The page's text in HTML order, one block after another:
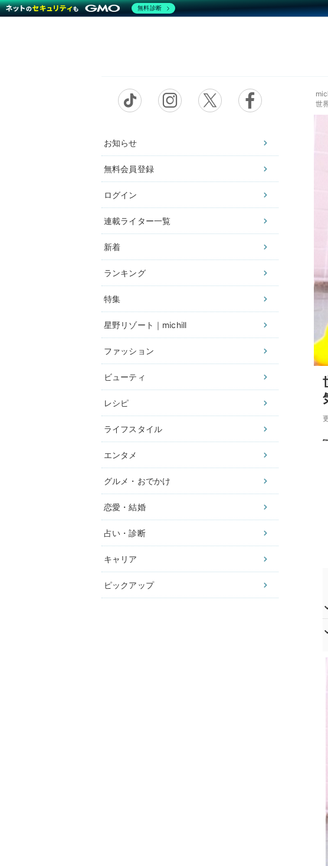
お知らせ
無料会員登録
ログイン
連載ライター一覧
新着
ランキング
特集
星野リゾート｜michill
ファッション
ビューティ
レシピ
ライフスタイル
エンタメ
グルメ・おでかけ
恋愛・結婚
占い・診断
キャリア
ピックアップ
世
無料診断